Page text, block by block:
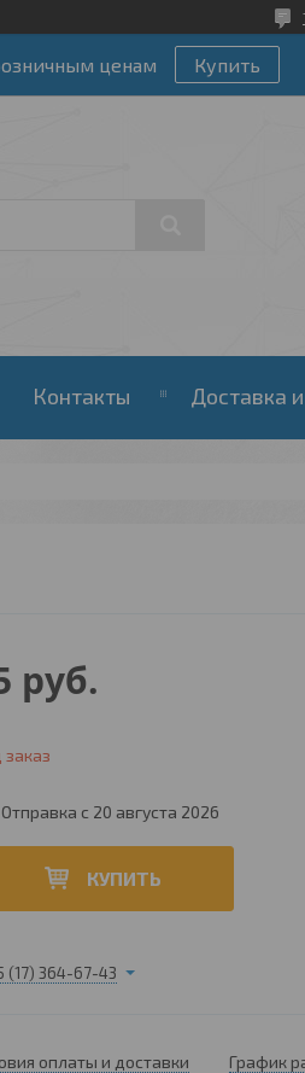
ценам Купить
Контакты Доставка
руб.
заказ
Отправка с 20 августа 2026
КУПИТЬ
(17) 364-67-43
оплаты и доставки График